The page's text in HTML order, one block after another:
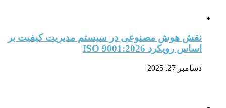
نقش هوش مصنوعی در سیستم مدیریت کیفیت بر
اساس رویکرد ISO 9001:2026
دسامبر 27, 2025